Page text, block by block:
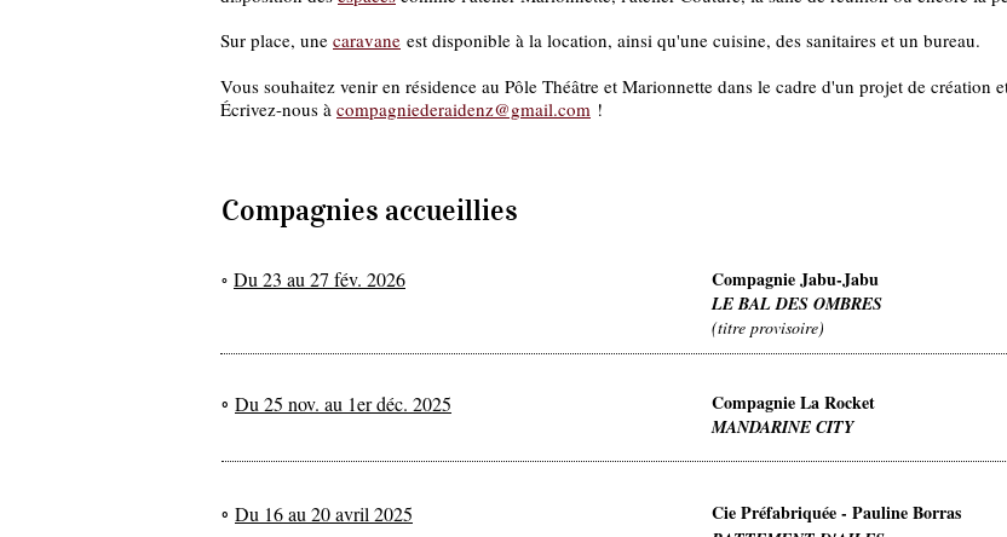
Sur place, une caravane est disponible à la location, ainsi qu'une cuisine, des sanitaires et un bureau.
Vous souhaitez venir en résidence au Pôle Théâtre et Marionnette dans le cadre d'un projet de création
Écrivez-nous à compagniederaidenz@gmail.com !
Compagnies accueillies
◦ Du 23 au 27 fév. 2026 Compagnie Jabu-Jabu
LE BAL DES OMBRES
(titre provisoire)
◦ Du 25 nov. au 1er déc. 2025 Compagnie La Rocket
MANDARINE CITY
◦ Du 16 au 20 avril 2025 Cie Préfabriquée - Pauline Borras